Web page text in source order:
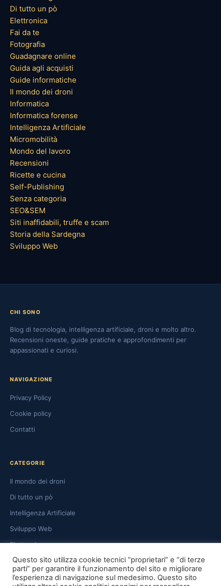
Di tutto un pò
Elettronica
Fai da te
Fotografia
Guadagnare online
Guida agli acquisti
Guide informatiche
Il mondo dei droni
Informatica
Informatica forense
Intelligenza Artificiale
Micromobilità
Mondo del lavoro
Recensioni
Ricette e cucina
Self-Publishing
Senza categoria
SEO&SEM
Siti inaffidabili, truffe e scam
Storia della Sardegna
Sviluppo Web
CHI SONO
Blog di tecnologia, intelligenza artificiale, droni e molto altro.
Recensioni oneste, guide pratiche e approfondimenti per
appassionati e curiosi.
NAVIGAZIONE
Privacy Policy
Cookie policy
Contatti
CATEGORIE
Il mondo dei droni
Di tutto un pò
Intelligenza Artificiale
Sviluppo Web
Elettronica
Casa Intelligente & Automazione
Mondo del lavoro
Questo sito utilizza cookie tecnici “proprietari” e “di terze
parti” per garantire il funzionamento del sito e migliorare
l’esperienza di navigazione sul medesimo. Questo sito